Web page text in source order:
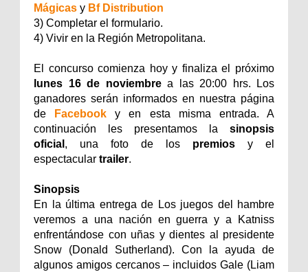
Mágicas y Bf Distribution
3) Completar el formulario.
4) Vivir en la Región Metropolitana.
El concurso comienza hoy y finaliza el próximo
lunes 16 de noviembre a las 20:00 hrs. Los
ganadores serán informados en nuestra página
de
Facebook y en esta misma entrada. A
continuación les presentamos la sinopsis
oficial , una foto de los premios y el
espectacular trailer.
Sinopsis
En la última entrega de Los juegos del hambre
veremos a una nación en guerra y a Katniss
enfrentándose con uñas y dientes al presidente
Snow (Donald Sutherland). Con la ayuda de
algunos amigos cercanos – incluidos Gale (Liam